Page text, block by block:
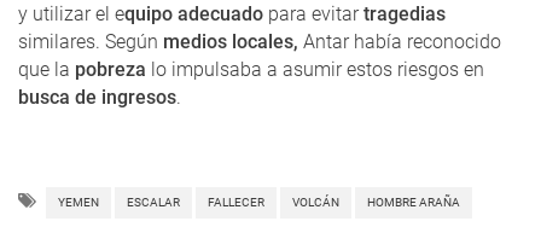
y utilizar el equipo adecuado para evitartragedias
similares. Según medios locales, Antar había reconocido
que la pobreza lo impulsaba a asumir estos riesgos en
busca de ingresos.
YEMEN ESCALAR FALLECER VOLCÁN HOMBRE ARAÑA